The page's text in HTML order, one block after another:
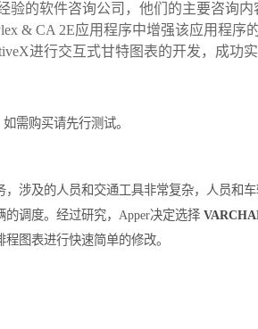
验的软件咨询公司，他们的主要咨询内
& CA 2E应用程序中增强该应用程序
进行交互式甘特图表的开发，成功
需购买请先行测试。
涉及的人员和交通工具非常复杂，人员和车
调度。经过研究，Apper决定选择
图表进行快速简单的修改。